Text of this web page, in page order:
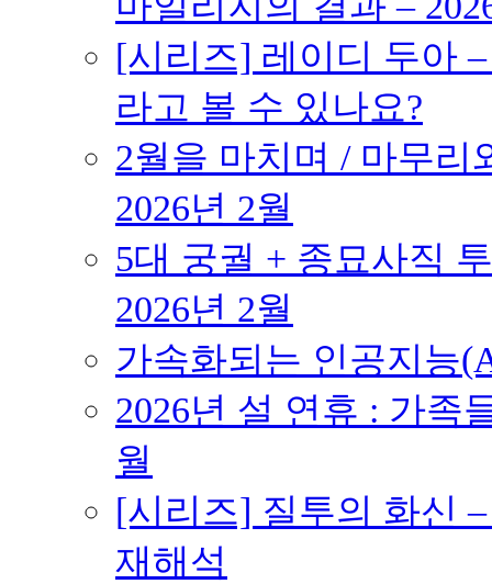
[시리즈] 레이디 두아
라고 볼 수 있나요?
2월을 마치며 / 마무리
2026년 2월
5대 궁궐 + 종묘사직
2026년 2월
가속화되는 인공지능
2026년 설 연휴 : 가족
월
[시리즈] 질투의 화신
재해석